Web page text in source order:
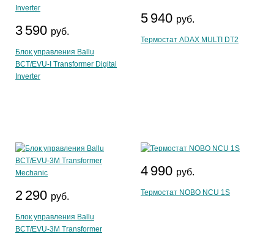
3 590 руб.
Блок управления Ballu
BCT/EVU-I Transformer Digital
Inverter
5 940 руб.
Термостат ADAX MULTI DT2
2 290 руб.
Блок управления Ballu
BCT/EVU-3M Transformer
4 990 руб.
Термостат NOBO NCU 1S